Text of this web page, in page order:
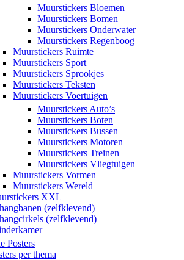
Muurstickers Bloemen
Muurstickers Bomen
Muurstickers Onderwater
Muurstickers Regenboog
Muurstickers Ruimte
Muurstickers Sport
Muurstickers Sprookjes
Muurstickers Teksten
Muurstickers Voertuigen
Muurstickers Auto’s
Muurstickers Boten
Muurstickers Bussen
Muurstickers Motoren
Muurstickers Treinen
Muurstickers Vliegtuigen
Muurstickers Vormen
Muurstickers Wereld
XXL
(zelfklevend)
(zelfklevend)
Posters
per thema